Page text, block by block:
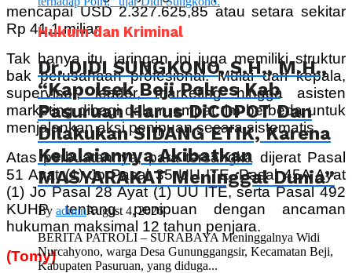
mencapai USD 2.327.625,85 atau setara sekitar
Rp 41,1 miliar.
Tak hanya itu, jaringan ini juga memiliki struktur
bak perusahaan profesional. Mulai dari kepala,
supervisor, leader, marketing hingga asisten
marketing dibagi dalam empat tim berbeda untuk
menjalankan aksi penipuan secara sistematis.
Atas perbuatannya, para tersangka dijerat Pasal
51 Ayat (1) Jo Pasal 35 UU ITE, Pasal 45A Ayat
(1) Jo Pasal 28 Ayat (1) UU ITE, serta Pasal 492
KUHP tentang penipuan dengan ancaman
hukuman maksimal 12 tahun penjara.
(Tomy)
Hukum dan Kriminal
Dr. DIDI SUNGKONO, S.H., M.H.,
“Kapolsek Beji Polres Kab
Pasuruan Harus DiCOPOT Dan
Dilakukan SIDANG ETIK, Karena
Kelalaiannya Akibatkan
MASYARAKAT Meninggal Dunia”
By adminAugust 4, 2026
BERITA PATROLI – SURABAYA Meninggalnya Widi
Nurcahyono, warga Desa Gununggangsir, Kecamatan Beji,
Kabupaten Pasuruan, yang diduga...